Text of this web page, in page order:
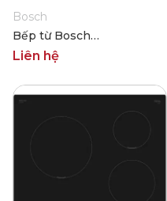
Bosch
Bếp từ Bosch
PXE875DC1E
Liên hệ